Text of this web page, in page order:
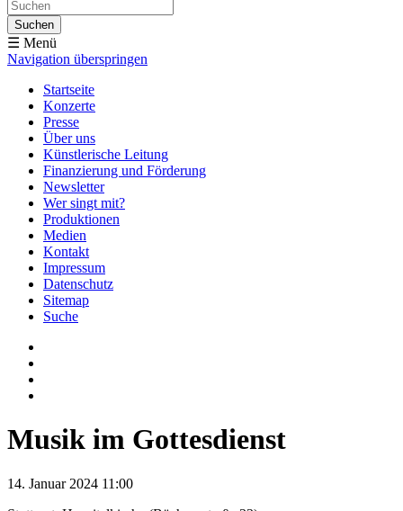
Suchen
☰ Menü
Navigation überspringen
Startseite
Konzerte
Presse
Über uns
Künstlerische Leitung
Finanzierung und Förderung
Newsletter
Wer singt mit?
Produktionen
Medien
Kontakt
Impressum
Datenschutz
Sitemap
Suche
Musik im Gottesdienst
14. Januar 2024 11:00